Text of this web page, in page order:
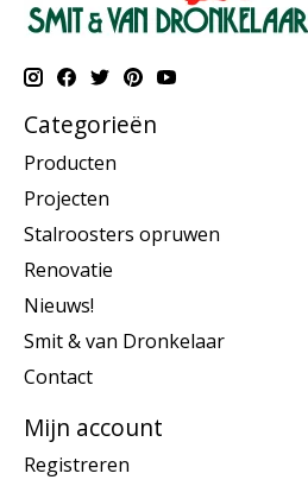
Categorieën
Producten
Projecten
Stalroosters opruwen
Renovatie
Nieuws!
Smit & van Dronkelaar
Contact
Mijn account
Registreren